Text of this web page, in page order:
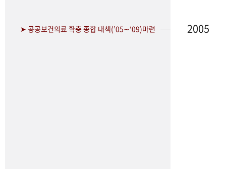
➤ 공공보건의료 확충 종합 대책(’05∼‘09)마련 2005